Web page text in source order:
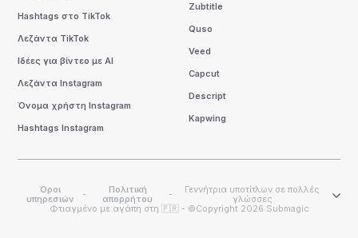
Hashtags στο TikTok
Λεζάντα TikTok
Ιδέες για βίντεο με AI
Λεζάντα Instagram
Όνομα χρήστη Instagram
Hashtags Instagram
Zubtitle
Quso
Veed
Capcut
Descript
Kapwing
Όροι
υπηρεσιών
-
Πολιτική
απορρήτου
-
Γεννήτρια υποτίτλων σε πολλές
γλώσσες
Φτιαγμένο με αγάπη στη 🇫🇷 - ©Copyright 2026 Submagic